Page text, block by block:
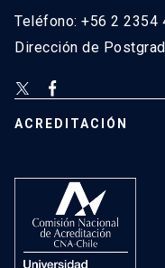
Teléfono: +56 2 2354
Dirección de
ACREDITACIÓN